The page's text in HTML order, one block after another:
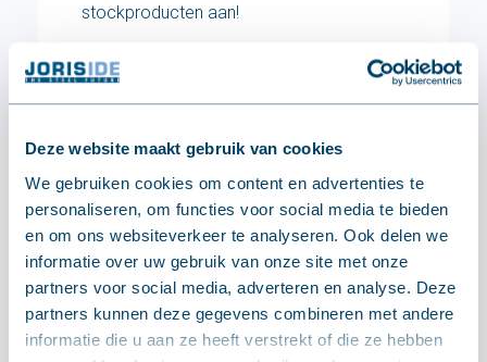
Deze website maakt gebruik van cookies
We gebruiken cookies om content en advertenties te
personaliseren, om functies voor social media te bieden
en om ons websiteverkeer te analyseren. Ook delen we
informatie over uw gebruik van onze site met onze
partners voor social media, adverteren en analyse. Deze
partners kunnen deze gegevens combineren met andere
informatie die u aan ze heeft verstrekt of die ze hebben
stockproducten aan!
Specificaties
TECHNISCH
Afmetingen